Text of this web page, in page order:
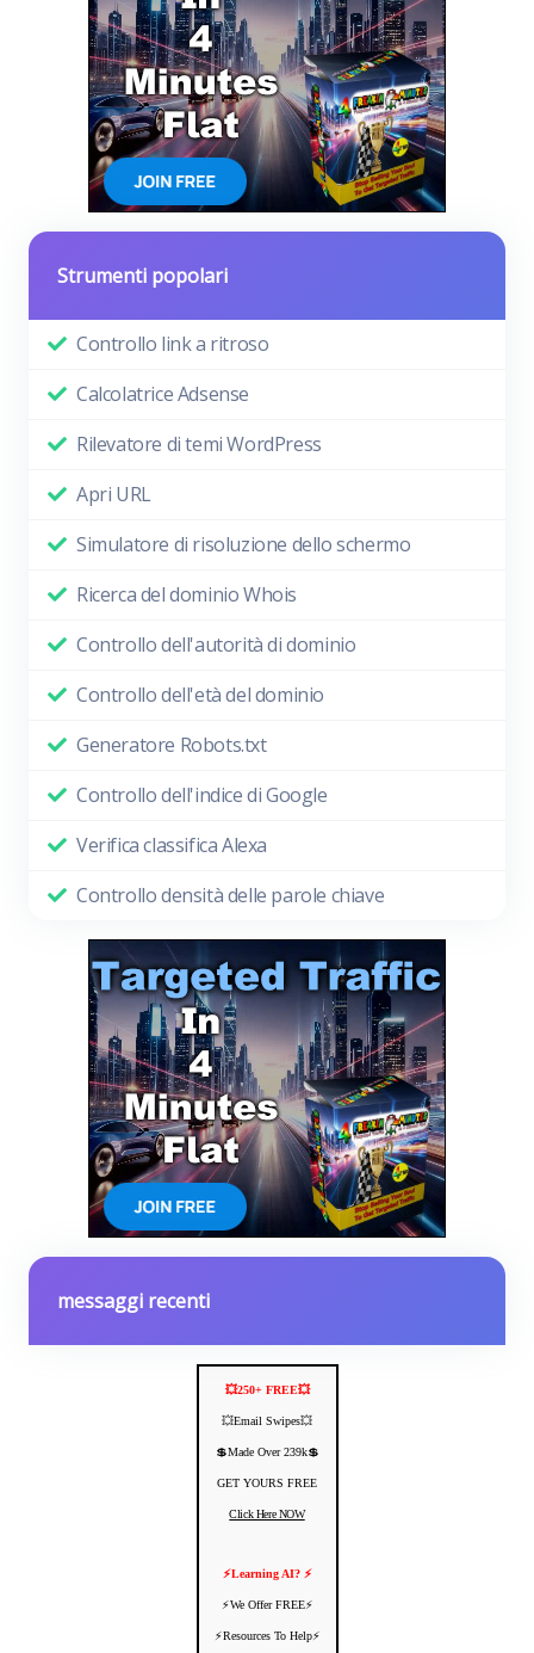
Strumenti popolari
Controllo link a ritroso
Calcolatrice Adsense
Rilevatore di temi WordPress
Apri URL
Simulatore di risoluzione dello schermo
Ricerca del dominio Whois
Controllo dell'autorità di dominio
Controllo dell'età del dominio
Generatore Robots.txt
Controllo dell'indice di Google
Verifica classifica Alexa
Controllo densità delle parole chiave
messaggi recenti
💥250+ FREE💥
💥Email Swipes💥
💲Made Over 239k💲
GET YOURS FREE
Click Here NOW
⚡️Learning AI? ⚡️
⚡️We Offer FREE⚡️
⚡️Resources To Help⚡️